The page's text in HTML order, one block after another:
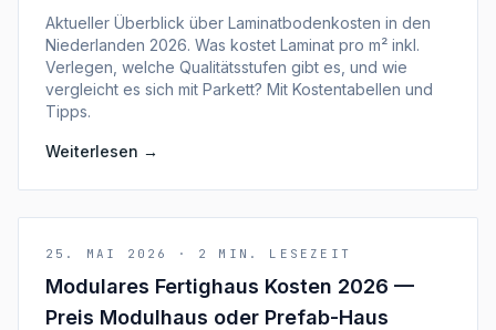
Aktueller Überblick über Laminatbodenkosten in den
Niederlanden 2026. Was kostet Laminat pro m² inkl.
Verlegen, welche Qualitätsstufen gibt es, und wie
vergleicht es sich mit Parkett? Mit Kostentabellen und
Tipps.
Weiterlesen →
25. MAI 2026 · 2 MIN. LESEZEIT
Modulares Fertighaus Kosten 2026 —
Preis Modulhaus oder Prefab-Haus